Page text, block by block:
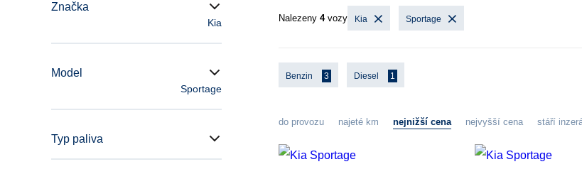
Značka
Kia
Model
Sportage
Typ paliva
Nalezeny 4vozy Kia Sportage
Benzin 3 Diesel 1
do provozu najeté km nejnižší cena nejvyšší cena stáří